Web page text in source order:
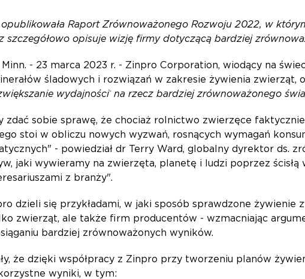
Raport Zrównoważonego Rozwoju 2022, w
szczegółowo opisuje wizję firmy dotyczącą bardziej
Minn. - 23 marca 2023 r. - Zinpro Corporation, wiodący na
śladowych i rozwiązań w zakresie żywienia
wydajności®na rzecz bardziej zrównoważonego
zdać sobie sprawę, że chociaż rolnictwo zwierzęce
stoi w obliczu nowych wyzwań, rosnących wymagań
- powiedział dr Terry Ward, globalny dyrektor ds.
jaki wywieramy na zwierzęta, planetę i ludzi poprzez
z branży".
dzieli się przykładami, w jaki sposób sprawdzone żywienie
zwierząt, ale także firm producentów - wzmacniając
bardziej zrównoważonych wyników.
że dzięki współpracy z Zinpro przy tworzeniu planów
wyniki, w tym: